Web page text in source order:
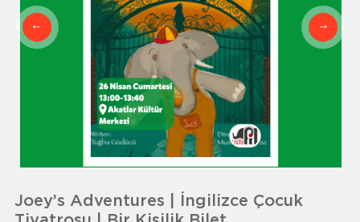
Joey’s Adventures | İngilizce Çocuk